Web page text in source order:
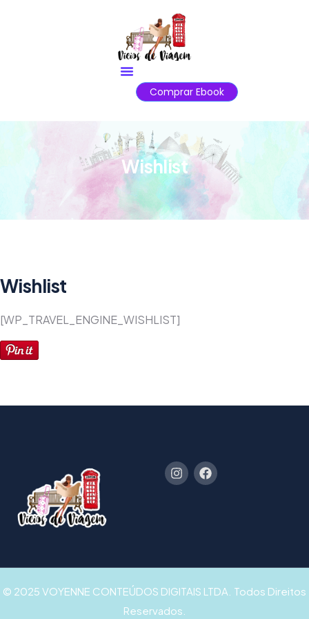
Comprar Ebook
Wishlist
Wishlist
[WP_TRAVEL_ENGINE_WISHLIST]
© 2025 VOYENNE CONTEÚDOS DIGITAIS LTDA. Todos Direitos
Reservados.